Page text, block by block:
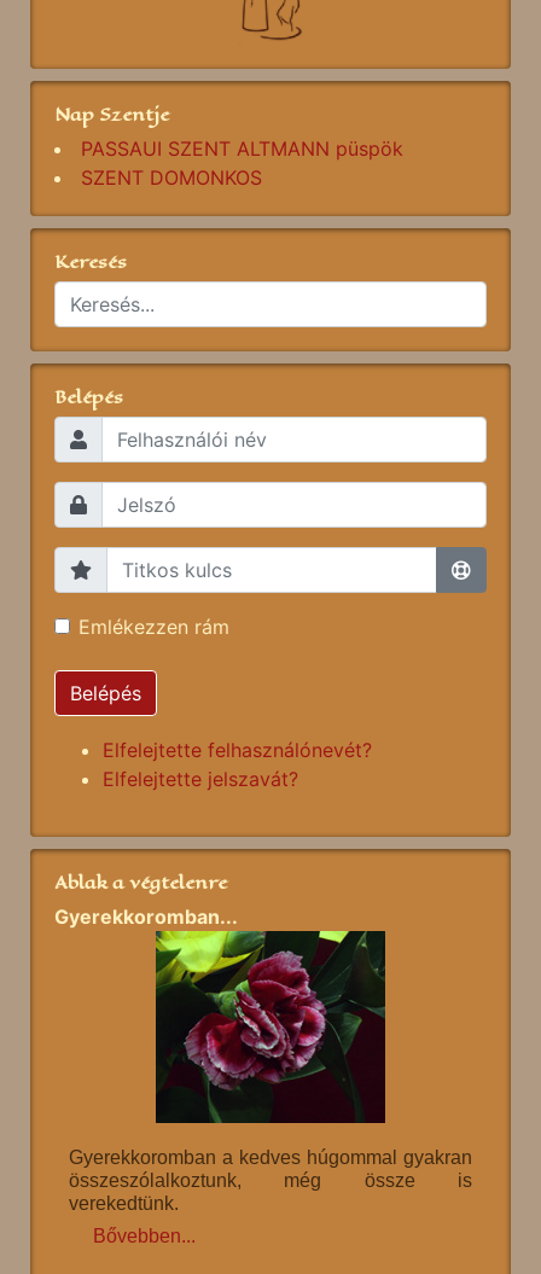
Nap Szentje
PASSAUI SZENT ALTMANN püspök
SZENT DOMONKOS
Keresés
Belépés
Emlékezzen rám
Belépés
Elfelejtette felhasználónevét?
Elfelejtette jelszavát?
Ablak a végtelenre
Gyerekkoromban...
Gyerekkoromban a kedves húgommal gyakran
összeszólalkoztunk, még össze is
verekedtünk.
Bővebben...